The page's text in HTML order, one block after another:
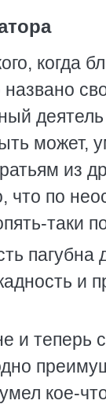
когда
может,
из
по
таки
пагубна
и
и теперь
кое-